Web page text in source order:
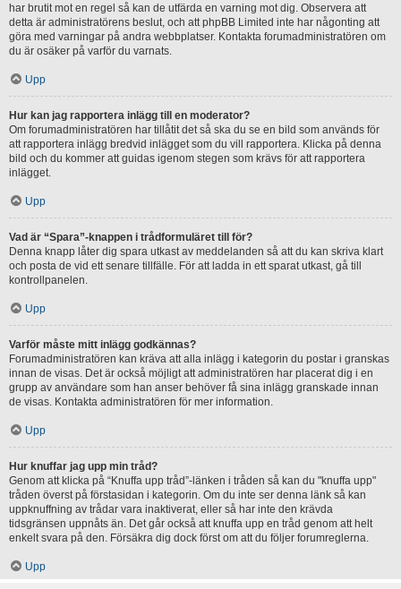
har brutit mot en regel så kan de utfärda en varning mot dig. Observera att
detta är administratörens beslut, och att phpBB Limited inte har någonting att
göra med varningar på andra webbplatser. Kontakta forumadministratören om
du är osäker på varför du varnats.
Upp
Hur kan jag rapportera inlägg till en moderator?
Om forumadministratören har tillåtit det så ska du se en bild som används för
att rapportera inlägg bredvid inlägget som du vill rapportera. Klicka på denna
bild och du kommer att guidas igenom stegen som krävs för att rapportera
inlägget.
Upp
Vad är “Spara”-knappen i trådformuläret till för?
Denna knapp låter dig spara utkast av meddelanden så att du kan skriva klart
och posta de vid ett senare tillfälle. För att ladda in ett sparat utkast, gå till
kontrollpanelen.
Upp
Varför måste mitt inlägg godkännas?
Forumadministratören kan kräva att alla inlägg i kategorin du postar i granskas
innan de visas. Det är också möjligt att administratören har placerat dig i en
grupp av användare som han anser behöver få sina inlägg granskade innan
de visas. Kontakta administratören för mer information.
Upp
Hur knuffar jag upp min tråd?
Genom att klicka på “Knuffa upp tråd”-länken i tråden så kan du "knuffa upp"
tråden överst på förstasidan i kategorin. Om du inte ser denna länk så kan
uppknuffning av trådar vara inaktiverat, eller så har inte den krävda
tidsgränsen uppnåts än. Det går också att knuffa upp en tråd genom att helt
enkelt svara på den. Försäkra dig dock först om att du följer forumreglerna.
Upp